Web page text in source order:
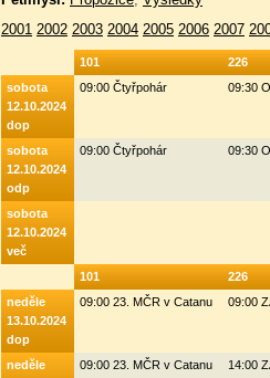
2001 2002 2003 2004 2005 2006 2007
101
226
sobota
12.10.2024
dop
09:00 Čtyřpohár 09:30
sobota
12.10.2024
odp
09:00 Čtyřpohár 09:30
sobota
12.10.2024
več
101
226
neděle
13.10.2024
dop
09:00 23. MČR v Catanu 09:00
neděle
09:00 23. MČR v Catanu 14:00